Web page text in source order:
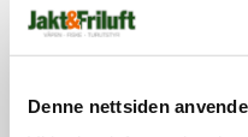
Denne nettsiden
Populære produkter